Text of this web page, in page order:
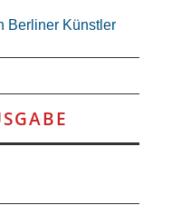
Berliner Künstler